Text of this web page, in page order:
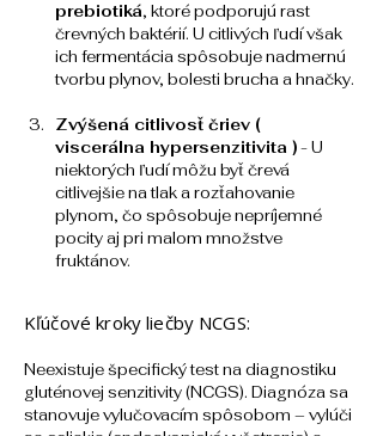
prebiotiká, ktoré podporujú rast
črevných baktérií. U citlivých ľudí však
ich fermentácia spôsobuje nadmernú
tvorbu plynov, bolesti brucha a hnačky.
Zvýšená citlivosť čriev (
viscerálna hypersenzitivita ) - U
niektorých ľudí môžu byť črevá
citlivejšie na tlak a rozťahovanie
plynom, čo spôsobuje nepríjemné
pocity aj pri malom množstve
fruktánov.
Kľúčové kroky liečby NCGS:
Neexistuje špecifický test na diagnostiku
gluténovej senzitivity (NCGS). Diagnóza sa
stanovuje vylučovacím spôsobom – vylúči